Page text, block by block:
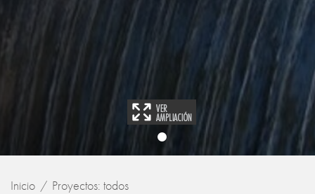
Inicio
Proyectos: todos